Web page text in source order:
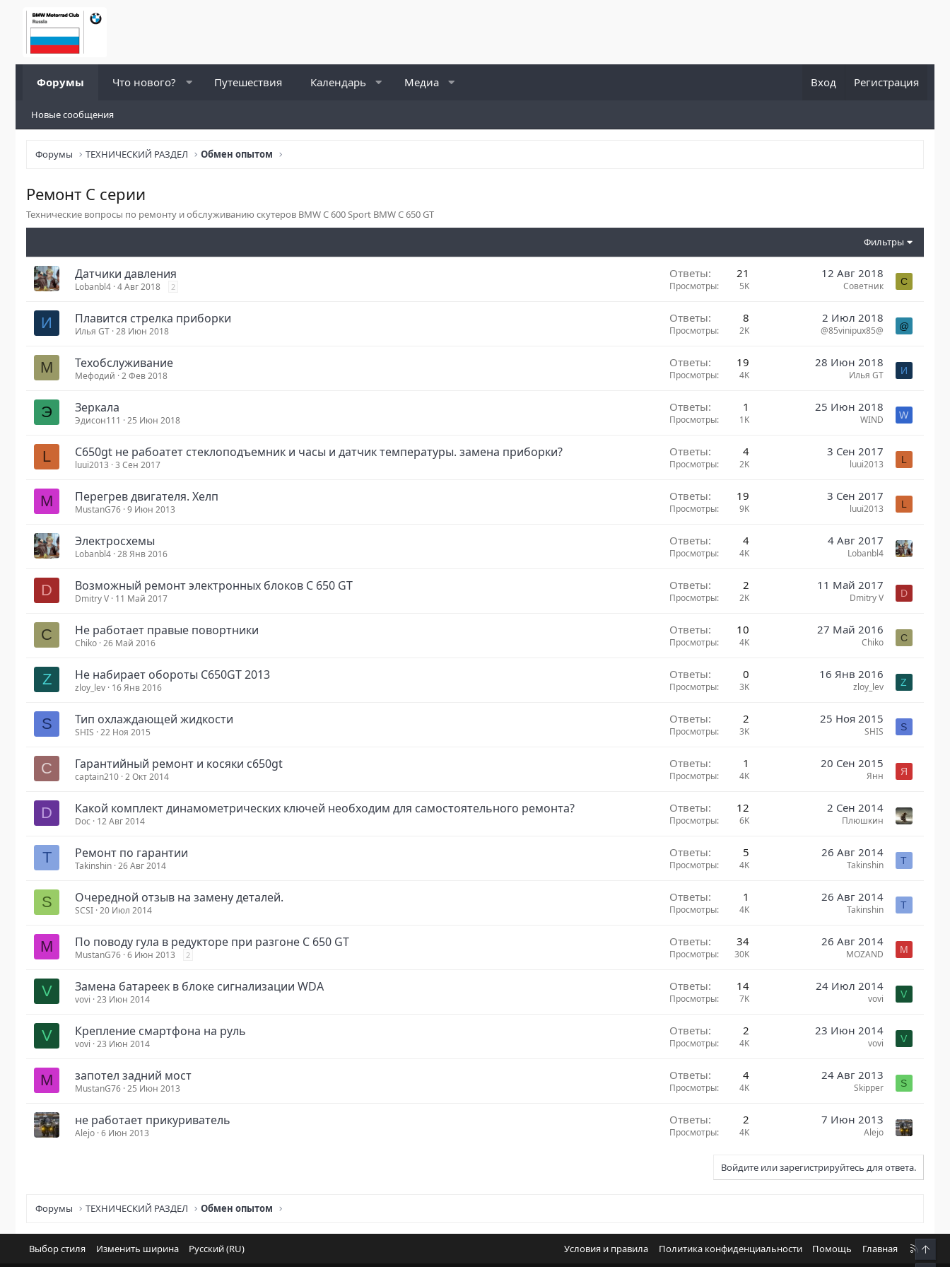
Форумы Что нового? Путешествия Календарь Медиа Вход Регистрация
Новые сообщения
Форумы ТЕХНИЧЕСКИЙ РАЗДЕЛ Обмен опытом
Ремонт С серии
Технические вопросы по ремонту и обслуживанию скутеров BMW C 600 Sport BMW C 650 GT
Фильтры
Датчики давления
Lobanbl4 4 Авг 2018 2
Ответы 21
Просмотры 5K
12 Авг 2018
Советник С
И Плавится стрелка приборки
Илья GT 28 Июн 2018
Ответы 8
Просмотры 2K
2 Июл 2018
@85vinipux85@ @
М Техобслуживание
Мефодий 2 Фев 2018
Ответы 19
Просмотры 4K
28 Июн 2018
Илья GT И
Э Зеркала
Эдисон111 25 Июн 2018
Ответы 1
Просмотры 1K
25 Июн 2018
WIND W
L С650gt не рабоатет стеклоподъемник и часы и датчик температуры. замена приборки?
luui2013 3 Сен 2017
Ответы 4
Просмотры 2K
3 Сен 2017
luui2013 L
M Перегрев двигателя. Хелп
MustanG76 9 Июн 2013
Ответы 19
Просмотры 9K
3 Сен 2017
luui2013 L
Электросхемы
Lobanbl4 28 Янв 2016
Ответы 4
Просмотры 4K
4 Авг 2017
Lobanbl4
D Возможный ремонт электронных блоков C 650 GT
Dmitry V 11 Май 2017
Ответы 2
Просмотры 2K
11 Май 2017
Dmitry V D
C Не работает правые повортники
Chiko 26 Май 2016
Ответы 10
Просмотры 4K
27 Май 2016
Chiko C
Z Не набирает обороты C650GT 2013
zloy_lev 16 Янв 2016
Ответы 0
Просмотры 3K
16 Янв 2016
zloy_lev Z
S Тип охлаждающей жидкости
SHIS 22 Ноя 2015
Ответы 2
Просмотры 3K
25 Ноя 2015
SHIS S
C Гарантийный ремонт и косяки с650gt
captain210 2 Окт 2014
Ответы 1
Просмотры 4K
20 Сен 2015
Янн Я
D Какой комплект динамометрических ключей необходим для самостоятельного ремонта?
Doc 12 Авг 2014
Ответы 12
Просмотры 6K
2 Сен 2014
Плюшкин
T Ремонт по гарантии
Takinshin 26 Авг 2014
Ответы 5
Просмотры 4K
26 Авг 2014
Takinshin T
S Очередной отзыв на замену деталей.
SCSI 20 Июл 2014
Ответы 1
Просмотры 4K
26 Авг 2014
Takinshin T
M По поводу гула в редукторе при разгоне C 650 GT
MustanG76 6 Июн 2013 2
Ответы 34
Просмотры 30K
26 Авг 2014
MOZAND M
V Замена батареек в блоке сигнализации WDA
vovi 23 Июн 2014
Ответы 14
Просмотры 7K
24 Июл 2014
vovi V
V Крепление смартфона на руль
vovi 23 Июн 2014
Ответы 2
Просмотры 4K
23 Июн 2014
vovi V
M запотел задний мост
MustanG76 25 Июн 2013
Ответы 4
Просмотры 4K
24 Авг 2013
Skipper S
не работает прикуриватель
Alejo 6 Июн 2013
Ответы 2
Просмотры 4K
7 Июн 2013
Alejo
Войдите или зарегистрируйтесь для ответа.
Форумы ТЕХНИЧЕСКИЙ РАЗДЕЛ Обмен опытом
Выбор стиля Изменить ширина Русский (RU) Условия и правила Политика конфиденциальности Помощь Главная
R
S